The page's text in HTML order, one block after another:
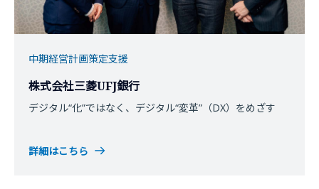
中期経営計画策定支援
株式会社三菱UFJ銀行
デジタル“化”ではなく、デジタル“変革”（DX）をめざす
詳細はこちら